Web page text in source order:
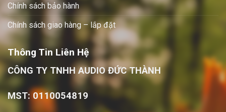
Chính sách bảo hành
Chính sách giao hàng – lắp đặt
Thông Tin Liên Hệ
CÔNG TY TNHH AUDIO ĐỨC THÀNH
MST: 0110054819